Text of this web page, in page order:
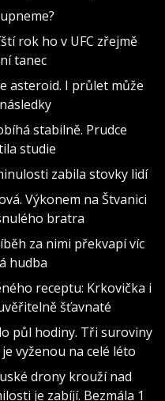
rok ho v UFC zřejmě
tanec
asteroid. I průlet může
stabilně. Prudce
studie
zabila stovky lidí
Výkonem na Štvanici
bratra
za nimi překvapí víc
hudba
receptu: Krkovička i
šťavnaté
půl hodiny. Tři suroviny
vyženou na celé léto
drony krouží nad
je zabíjí. Bezmála 1